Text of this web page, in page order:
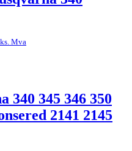
Mva
340 345 346 350
2141 2145